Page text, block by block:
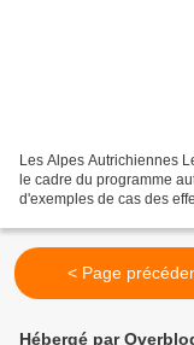
Les Alpes Autrichiennes
le cadre du programme
d'exemples de cas des
< Page
Hébergé par